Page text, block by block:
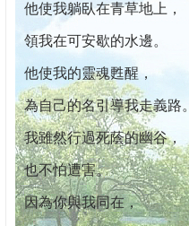
他使我躺臥在青草地上，
領我在可安歇的水邊。
他使我的靈魂甦醒，
為自己的名引導我走義路。
我雖然行過死蔭的幽谷，
也不怕遭害。
因為你與我同在，